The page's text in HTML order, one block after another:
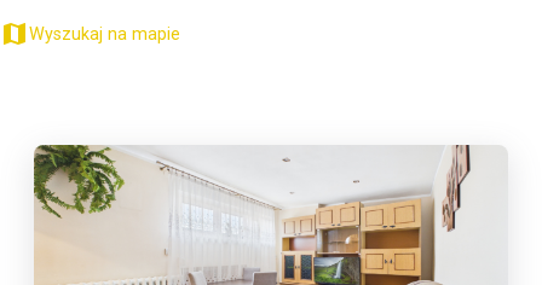
mapWyszukaj na mapie